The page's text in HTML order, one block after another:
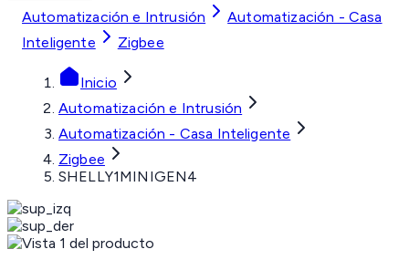
Automatización e Intrusión
Automatización - Casa
Inteligente
Zigbee
Inicio
Automatización e Intrusión
Automatización - Casa Inteligente
Zigbee
SHELLY1MINIGEN4